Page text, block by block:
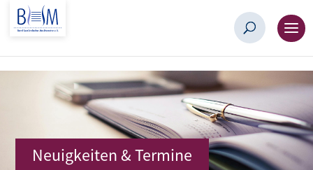
Neuigkeiten & Termine